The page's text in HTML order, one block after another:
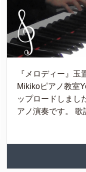
『メロディー』玉
Mikikoピアノ教室
ップロードしまし
アノ演奏です。